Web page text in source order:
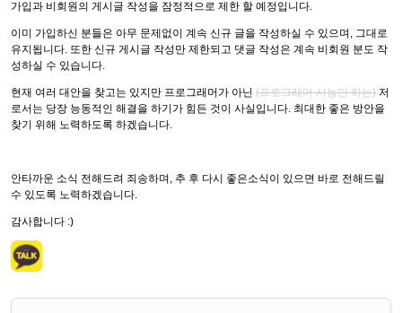
가입과 비회원의 게시글 작성을 잠정적으로 제한 할 예정입니다.
이미 가입하신 분들은 아무 문제없이 계속 신규 글을 작성하실 수 있으며, 그대로
유지됩니다. 또한 신규 게시글 작성만 제한되고 댓글 작성은 계속 비회원 분도 작
성하실 수 있습니다.
현재 여러 대안을 찾고는 있지만 프로그래머가 아닌 (프로그래머 시늉만 하는) 저
로서는 당장 능동적인 해결을 하기가 힘든 것이 사실입니다. 최대한 좋은 방안을
찾기 위해 노력하도록 하겠습니다.
안타까운 소식 전해드려 죄송하며, 추 후 다시 좋은소식이 있으면 바로 전해드릴
수 있도록 노력하겠습니다.
감사합니다 :)